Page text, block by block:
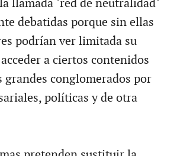
llamada "red de neutralidad"
debatidas porque sin ellas
podrían ver limitada su
a ciertos contenidos
grandes conglomerados por
políticas y de otra